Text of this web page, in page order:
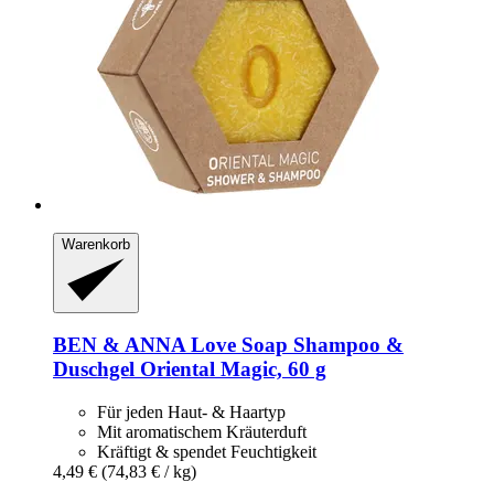
Warenkorb
BEN & ANNALove Soap Shampoo &
Duschgel Oriental Magic, 60 g
Für jeden Haut- & Haartyp
Mit aromatischem Kräuterduft
Kräftigt & spendet Feuchtigkeit
4,49 € (74,83 € / kg)